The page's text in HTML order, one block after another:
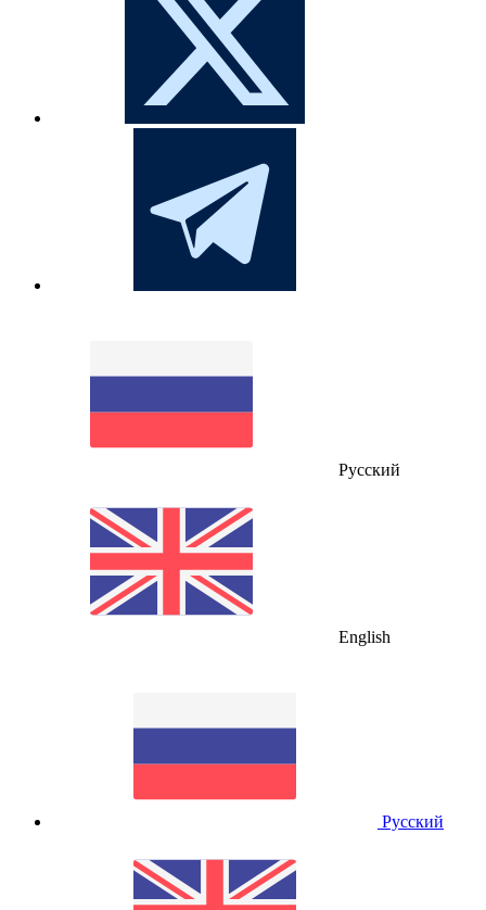
Русский
English
Русский